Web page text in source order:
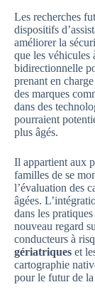
Les recherches
dispositifs
améliorer la
que les véhicules
bidirectionnelle
prenant en
des marques
dans des
pourraient
plus âgés.
Il appartient aux
familles de se
l’évaluation des
âgées.
dans les
nouveau regard
conducteurs à
gériatriques et
cartographie
pour le futur de